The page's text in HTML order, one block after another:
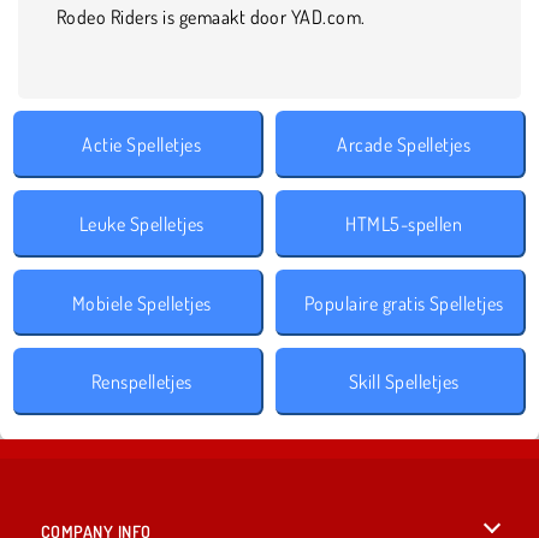
Rodeo Riders is gemaakt door YAD.com.
Actie Spelletjes Arcade Spelletjes
Leuke Spelletjes HTML5-spellen
Mobiele Spelletjes Populaire gratis Spelletjes
Renspelletjes Skill Spelletjes
COMPANY INFO